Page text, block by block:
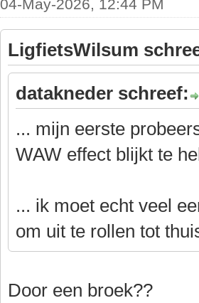
04-May-2026, 12:44 PM
LigfietsWilsum
datakneder schreef:
... mijn eerste
WAW effect blijkt te
... ik moet echt veel
om uit te rollen tot
Door een broek??